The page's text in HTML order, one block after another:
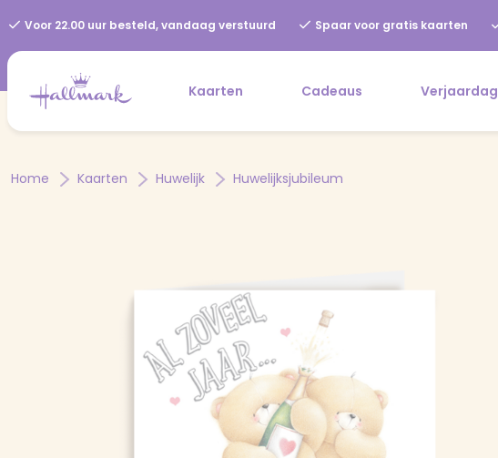
Voor 22.00 uur besteld, vandaag verstuurd Spaar voor gratis kaarten
Kaarten Cadeaus Verjaardag
Home Kaarten Huwelijk Huwelijksjubileum